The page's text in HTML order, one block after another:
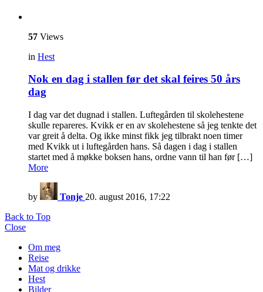
57 Views
in Hest
Nok en dag i stallen før det skal feires 50 års
dag
I dag var det dugnad i stallen. Luftegården til skolehestene
skulle repareres. Kvikk er en av skolehestene så jeg tenkte det
var greit å delta. Og ikke minst fikk jeg tilbrakt noen timer
med Kvikk ut i luftegården hans. Så dagen i dag i stallen
startet med å møkke boksen hans, ordne vann til han før […]
More
by Tonje 20. august 2016, 17:22
Back to Top
Close
Om meg
Reise
Mat og drikke
Hest
Bilder